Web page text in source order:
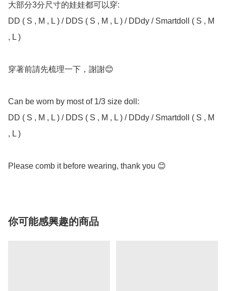
大部分3分尺寸的娃娃都可以穿:
DD ( S , M , L ) / DDS ( S , M , L ) / DDdy / Smartdoll ( S , M
, L )
穿著前請先梳理一下，謝謝😊
Can be worn by most of 1/3 size doll:
DD ( S , M , L ) / DDS ( S , M , L ) / DDdy / Smartdoll ( S , M
, L )
Please comb it before wearing, thank you 😊
你可能感興趣的商品